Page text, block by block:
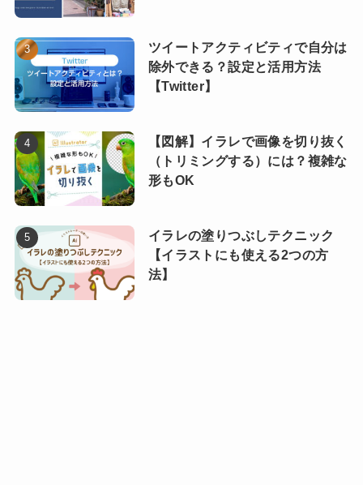
ツイートアクティビティで自分は
除外できる？設定と活用方法
【Twitter】
【図解】イラレで画像を切り抜く
（トリミングする）には？複雑な
形もOK
イラレの塗りつぶしテクニック
【イラストにも使える2つの方
法】